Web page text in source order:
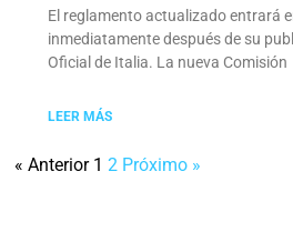
El reglamento actualizado entrará
inmediatamente después de su
Oficial de Italia. La nueva Comisión
LEER MÁS
« Anterior 1 2 Próximo »